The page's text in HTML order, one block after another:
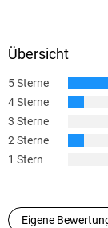
Übersicht
5 Sterne
4 Sterne
3 Sterne
2 Sterne
1 Stern
Eigene